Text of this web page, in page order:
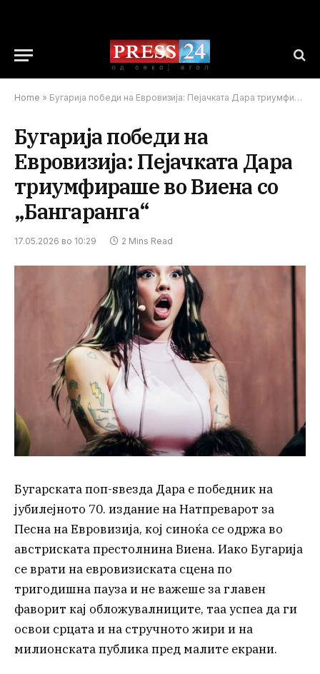
Home » Бугарија победи на Евровизија: Пејачката Дара триумфираше во Виена со „Бангаранга“
Бугарија победи на
Евровизија: Пејачката Дара
триумфираше во Виена со
„Бангаранга“
17.05.2026 во 10:29 2 Mins Read
Бугарската поп-ѕвезда Дара е победник на
јубилејното 70. издание на Натпреварот за
Песна на Евровизија, кој синоќа се одржа во
австриската престолнина Виена. Иако Бугарија
се врати на евровизиската сцена по
тригодишна пауза и не важеше за главен
фаворит кај обложувалниците, таа успеа да ги
освои срцата и на стручното жири и на
милионската публика пред малите екрани.